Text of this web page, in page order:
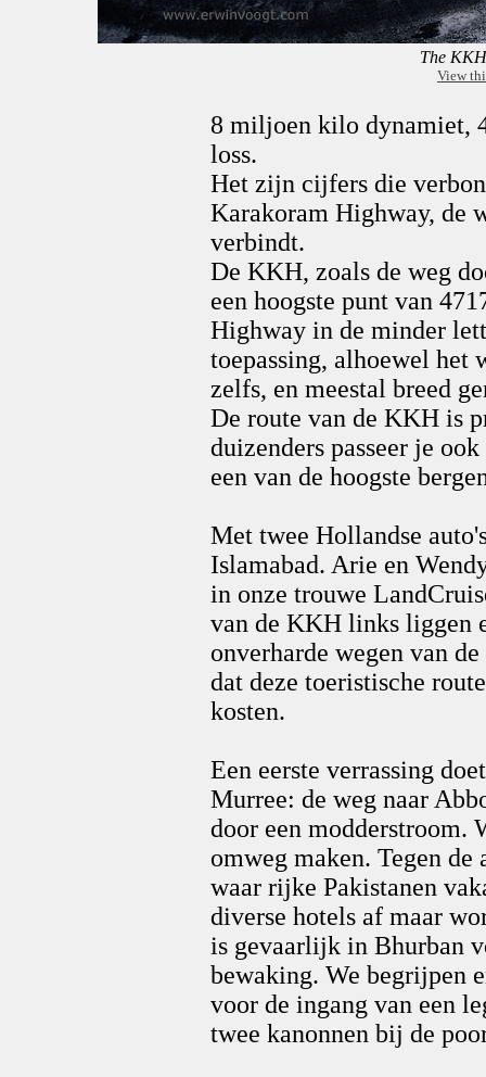
The
View
8 miljoen kilo dynamiet,
loss.
Het zijn cijfers die
Karakoram Highway, de
verbindt.
De KKH, zoals de weg
een hoogste punt van
Highway in de minder
toepassing, alhoewel het
zelfs, en meestal breed
De route van de KKH is
duizenders passeer je
een van de hoogste
Met twee Hollandse
Islamabad. Arie en
in onze trouwe
van de KKH links liggen
onverharde wegen van
dat deze toeristische
kosten.
Een eerste verrassing
Murree: de weg naar
door een modderstroom.
omweg maken. Tegen
waar rijke Pakistanen
diverse hotels af maar
is gevaarlijk in Bhurban
bewaking. We begrijpen
voor de ingang van een
twee kanonnen bij de